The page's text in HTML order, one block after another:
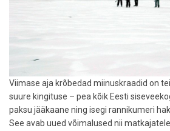
Viimase aja krõbedad miinuskraadid on
suure kingituse – pea kõik Eesti
paksu jääkaane ning isegi rannikumeri
See avab uued võimalused nii